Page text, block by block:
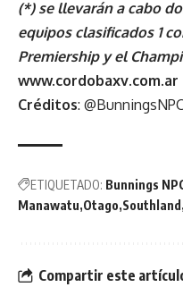
(*) se llevarán a cabo
equipos clasificados 1
Premiership y el
www.cordobaxv.com.ar
Créditos:
ETIQUETADO: Bunnings
Manawatu Otago Southland
Compartir este